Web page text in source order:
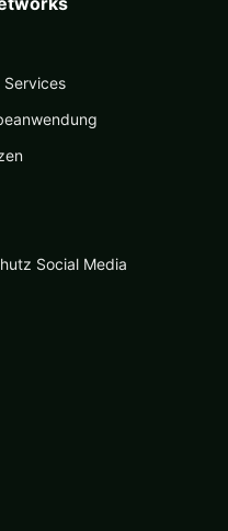
Services
Social Media